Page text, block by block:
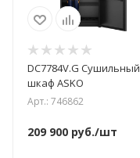
DC7784V.G Cушильный
шкаф ASKO
Арт.: 746862
209 900 руб./шт